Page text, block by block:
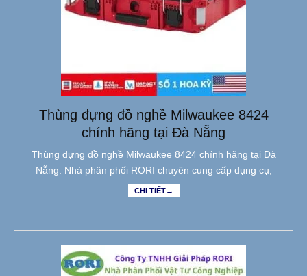
Thùng đựng đồ nghề Milwaukee 8424
chính hãng tại Đà Nẵng
Thùng đựng đồ nghề Milwaukee 8424 chính hãng tại Đà
Nẵng. Nhà phân phối RORI chuyên cung cấp dụng cụ,
CHI TIẾT→